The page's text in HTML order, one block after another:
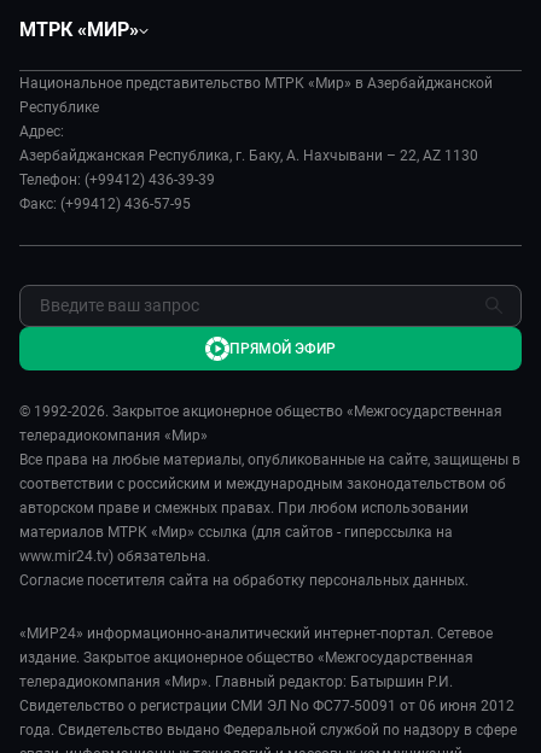
Экономика
Происшествия
Наука и технологии
Культура
Спорт
Евразия. Культурно
Евразия. Регионы
Наши иностранцы
Пять причин поехать в...
Сделано в Содружестве
Я – волонтер
МТРК «МИР»
История
Руководство
Лица мира
Новости
Реклама
Обратная связь
Национальное представительство МТРК «Мир» в Азербайджанской
Республике
Адрес:
Азербайджанская Республика, г. Баку, А. Нахчывани – 22, AZ 1130
Телефон: (+99412) 436-39-39
Факс: (+99412) 436-57-95
© 1992-2026. Закрытое акционерное общество «Межгосударственная
телерадиокомпания «Мир»
Все права на любые материалы, опубликованные на сайте, защищены в
соответствии с российским и международным законодательством об
авторском праве и смежных правах. При любом использовании
материалов МТРК «Мир» ссылка (для сайтов - гиперссылка на
www.mir24.tv) обязательна.
Согласие посетителя сайта на обработку персональных данных.
«МИР24» информационно-аналитический интернет-портал. Сетевое
издание. Закрытое акционерное общество «Межгосударственная
телерадиокомпания «Мир». Главный редактор: Батыршин Р.И.
Свидетельство о регистрации СМИ ЭЛ No ФС77-50091 от 06 июня 2012
года. Свидетельство выдано Федеральной службой по надзору в сфере
ПРЯМОЙ ЭФИР